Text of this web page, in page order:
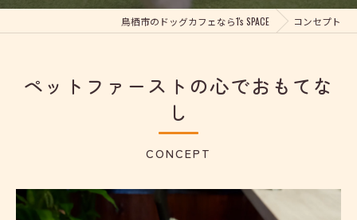
鳥栖市のドッグカフェなら1's SPACE コンセプト
ペットファーストの心でおもてな
し
CONCEPT